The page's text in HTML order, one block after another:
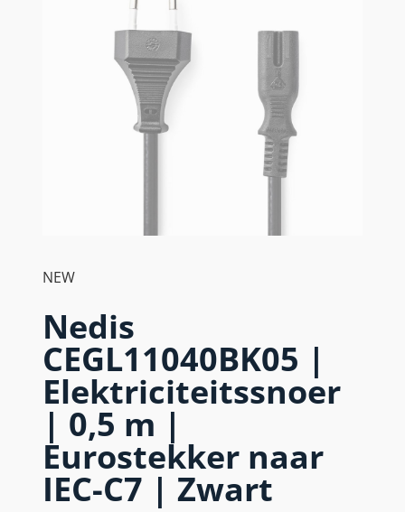
NEW
Nedis
CEGL11040BK05 |
Elektriciteitssnoer
| 0,5 m |
Eurostekker naar
IEC-C7 | Zwart